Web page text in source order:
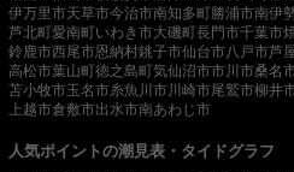
伊万里市天草市今治市南知多町勝浦市南伊
芦北町愛南町いわき市大磯町長門市千葉市
鈴鹿市西尾市恩納村銚子市仙台市八戸市芦
高松市葉山町徳之島町気仙沼市市川市桑名
苫小牧市玉名市糸魚川市 川崎市尾鷲市柳井
上越市倉敷市出水市南あわじ市
人気ポイントの潮見表・タイドグラフ